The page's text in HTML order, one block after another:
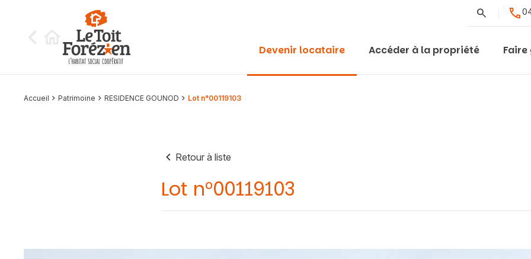
Rechercher
Devenir locataire Accéder à la propriété
Accueil Patrimoine RESIDENCE GOUNOD Lot n°00119103
Retour à liste
Lot n°00119103